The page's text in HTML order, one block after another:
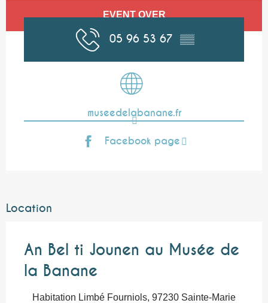
Opening hours & contact details
EVENT OVER
05 96 53 67 ▒▒
museedelabanane.fr
Facebook page
Location
An Bel ti Jounen au Musée de
la Banane
Habitation Limbé Fourniols, 97230 Sainte-Marie